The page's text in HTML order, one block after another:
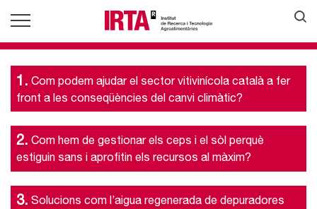
1. Com podem ajudar el sector vitivinícola català a fer
front a les conseqüències del canvi climàtic?
2. Com hem de gestionar els ceps i el sòl perquè
estiguin sans i aprofitin els recursos al màxim?
3. Solucions com l’aigua regenerada de depuradores